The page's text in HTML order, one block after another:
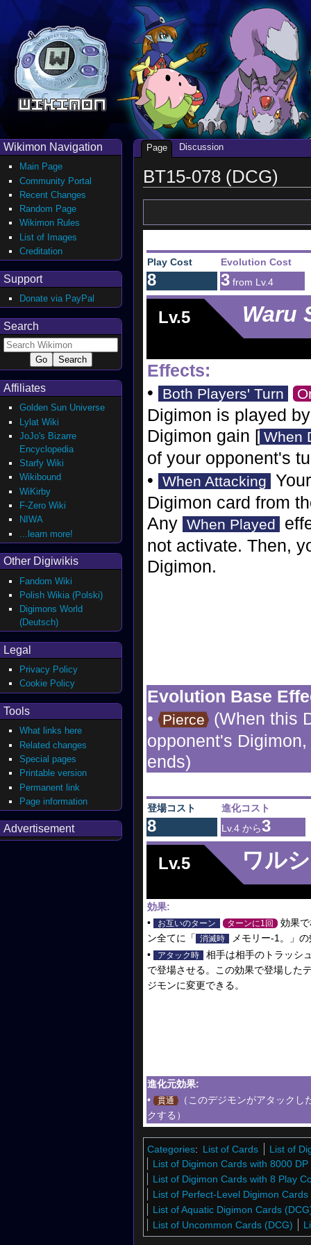
BT15-078 (DCG)
Play Cost Evolution Cost
8 3 from Lv.4
Lv.5 Waru
Effects:
•
Both Players' Turn
Digimon is played
Digimon gain [ When
of your opponent's
•
When Attacking
Digimon card from
Any When Played
not activate. Then,
Digimon.
Evolution Base
•
Pierce (When this
opponent's
ends)
登場コスト 進化コスト
8 Lv.4 から3
Lv.5
ワル
効果:
•
お互いのターン ターンに1回 効果で
ン全てに「 消滅時
メモリー-1。」
•
アタック時
相手は相手のトラッシ
で登場させる。この効果で登場した
ジモンに変更できる。
進化元効果:
•
貫通 （このデジモンがアタックし
クする）
Categories: List of Cards
List of
List of Digimon Cards with 8000 DP
List of Digimon Cards with 8 Play
List of Perfect-Level Digimon Cards
List of Aquatic Digimon Cards
List of Uncommon Cards (DCG)
Page Discussion
Wikimon Navigation
Main Page
Community Portal
Recent Changes
Random Page
Wikimon Rules
List of Images
Creditation
Support
Donate via PayPal
Search
Affiliates
Golden Sun Universe
Lylat Wiki
JoJo's Bizarre
Encyclopedia
Starfy Wiki
Wikibound
WiKirby
F-Zero Wiki
NIWA
...learn more!
Other Digiwikis
Fandom Wiki
Polish Wikia (Polski)
Digimons World
(Deutsch)
Legal
Privacy Policy
Cookie Policy
Tools
What links here
Related changes
Special pages
Printable version
Permanent link
Page information
Advertisement